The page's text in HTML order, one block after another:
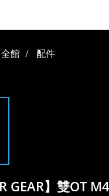
全館 配件
GEAR】雙OT